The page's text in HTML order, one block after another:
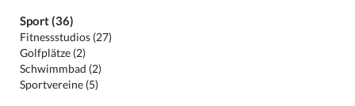
Sport (36)
Fitnessstudios (27)
Golfplätze (2)
Schwimmbad (2)
Sportvereine (5)